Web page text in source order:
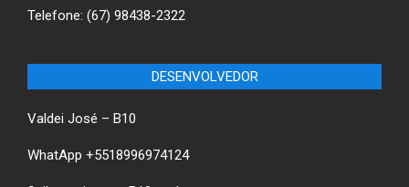
Telefone: (67) 98438-2322
DESENVOLVEDOR
Valdei José – B10
WhatApp +5518996974124